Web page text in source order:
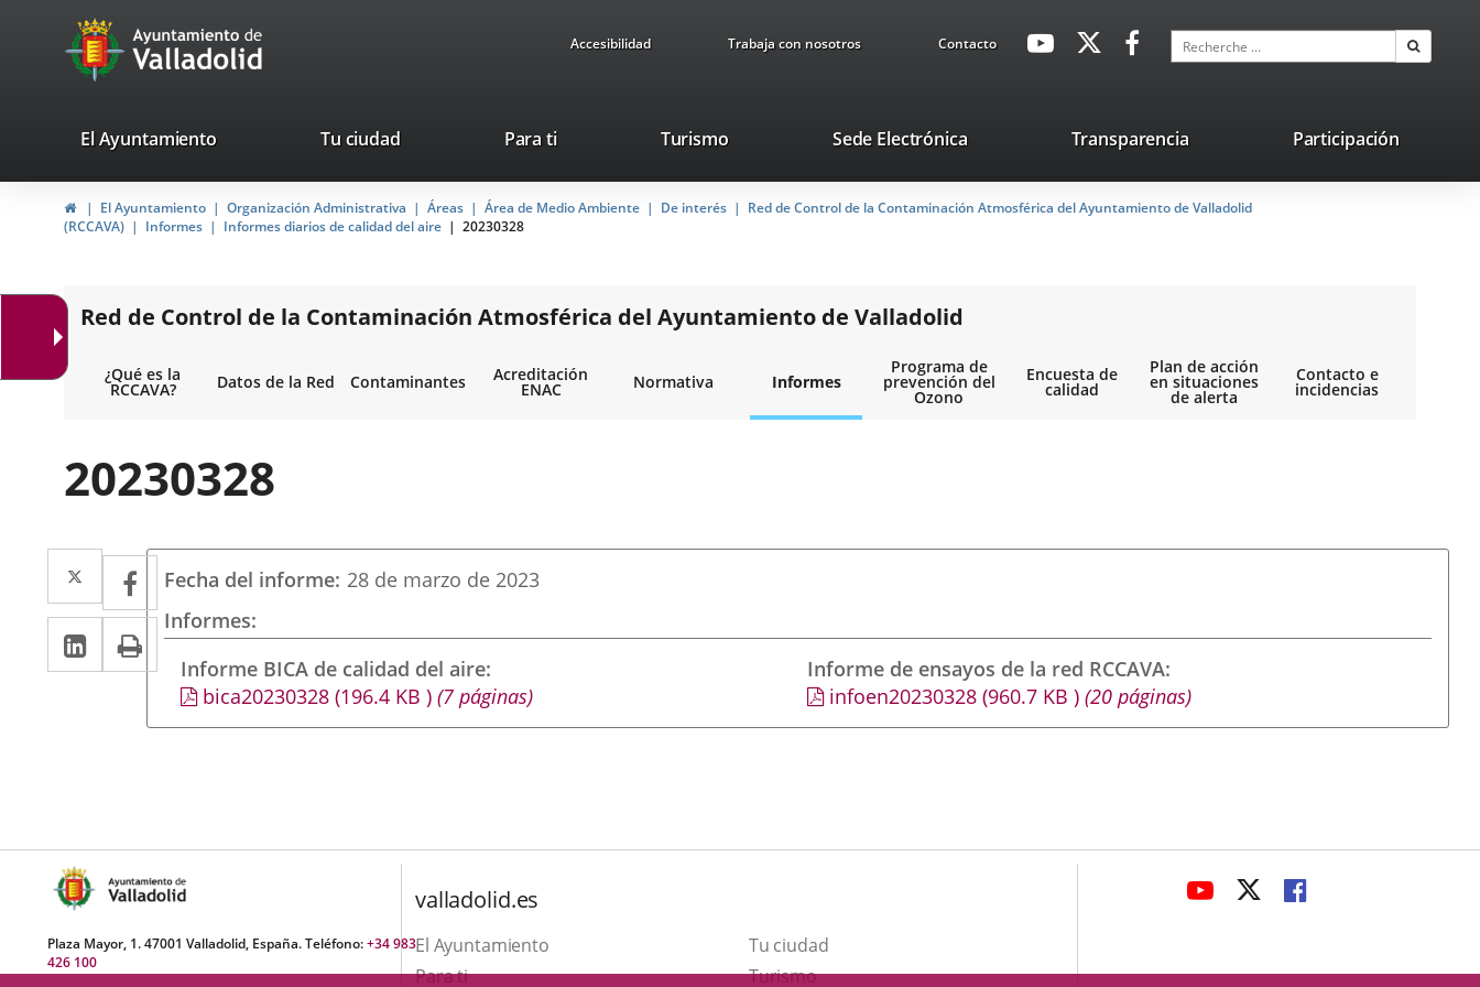
Portal
Web
Ayuntamiento
de
Valladolid
Accesibilidad Trabaja con nosotros ContactoavaHeaderSocial
Enlace
externa.
Enlace
aplicación
externa.
Enlace
aplicación
externa.
Recherche
valladolid.es
El Ayuntamiento Tu ciudad Para ti TurismoEste
se
abrirá
nueva.
Sede ElectrónicaEnlace
una
aplicación
Transparencia Participación
InicioEl Ayuntamiento Organización Administrativa Áreas Área de Medio Ambiente De interés
Red de Control de la Contaminación Atmosférica del Ayuntamiento de Valladolid
(RCCAVA)
Informes Informes diarios de calidad del aire 20230328
Red de Control de la Contaminación Atmosférica del Ayuntamiento de Valladolid
¿Qué es la
RCCAVA? Datos de la Red Contaminantes Acreditación
ENAC Normativa Informes
Programa de
prevención del
Ozono
Encuesta de
calidad
Plan de acción
en situaciones
de alerta
Contacto e
incidencias
20230328
Twitter
Enlace
a
una
aplicación
externa.
Facebook
Enlace
a
una
aplicación
externa.
LinkedIn
Enlace
a
Imprimir
Fecha del informe 28 de marzo de 2023
Informes
Informe BICA de calidad del aire
bica20230328(196.4 KB )(7 páginas)
Informe de ensayos de la red RCCAVA
infoen20230328 (960.7 KB) (20 páginas)
Plaza Mayor, 1. 47001 Valladolid, España. Teléfono:+34 983
426 100
valladolid.es
El Ayuntamiento
Tu ciudad
Para ti
TurismoEste
ENLACE
APLICACIÓN
ENLACE
APLICACIÓN
ENLACE
APLICACIÓN